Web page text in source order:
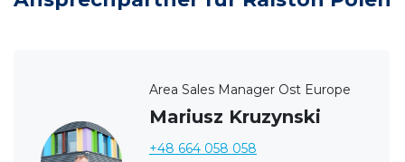
Area Sales Manager Ost Europe
Mariusz Kruzynski
+48 664 058 058